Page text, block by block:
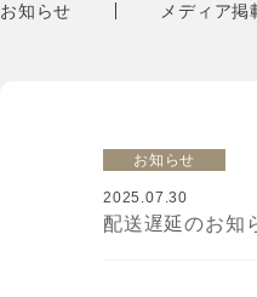
お知らせ メディア掲
お知らせ
2025.07.30
配送遅延のお知